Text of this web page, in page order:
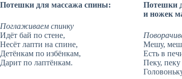
Потешки для массажа спины:
Поглаживаем спинку
Идёт бай по стене,
Несёт лапти на спине,
Детёнкам по избёнкам,
Дарит по лаптёнкам.
Потешки
и ножек
Мешу,
Есть в
Пеку, пеку